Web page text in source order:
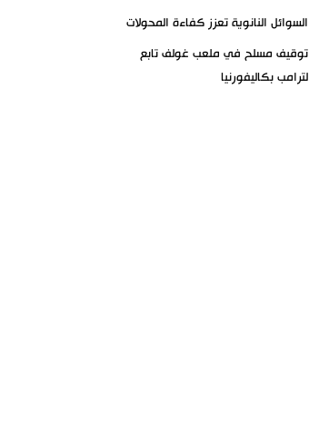
السوائل النانوية تعزز كفاءة المحولات
توقيف مسلح في ملعب غولف تابع
لترامب بكاليفورنيا